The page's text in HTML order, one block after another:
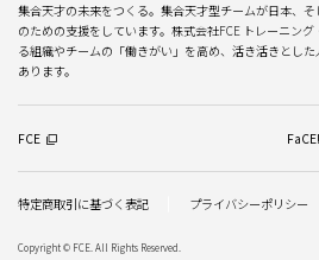
集合天才の未来をつくる。集合天才型チームが日本、
のための支援をしています。株式会社FCE トレーニン
る組織やチームの「働きがい」を高め、活き活きとし
あります。
FCE FaCE!
特定商取引に基づく表記 プライバシーポリシー
Copyright © FCE. All Rights Reserved.